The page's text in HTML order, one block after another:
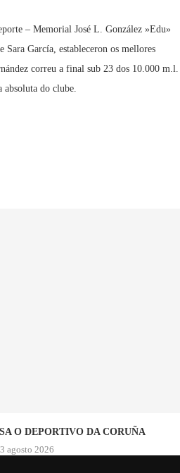
– Memorial José L. González »Edu»
García, estableceron os mellores
correu a final sub 23 dos 10.000 m.l.
absoluta do clube.
O DEPORTIVO DA CORUÑA
3 agosto 2026